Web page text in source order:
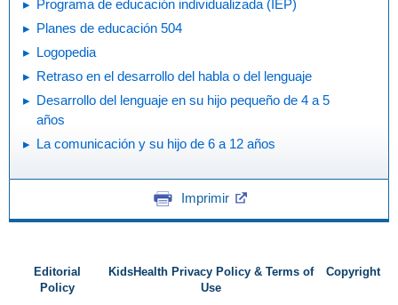
Programa de educación individualizada (IEP)
Planes de educación 504
Logopedia
Retraso en el desarrollo del habla o del lenguaje
Desarrollo del lenguaje en su hijo pequeño de 4 a 5
años
La comunicación y su hijo de 6 a 12 años
Imprimir
Editorial
Policy
KidsHealth Privacy Policy & Terms of
Use
Copyright